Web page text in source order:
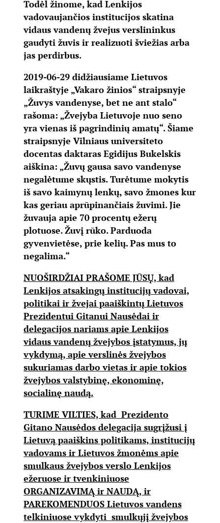
Todėl žinome, kad Lenkijos
vadovaujančios institucijos skatina
vidaus vandenų žvejus verslininkus
gaudyti žuvis ir realizuoti šviežias arba
jas perdirbus.
2019-06-29 didžiausiame Lietuvos
laikraštyje „Vakaro žinios“ straipsnyje
„Žuvys vandenyse, bet ne ant stalo“
rašoma: „Žvejyba Lietuvoje nuo seno
yra vienas iš pagrindinių amatų“. Šiame
straipsnyje Vilniaus universiteto
docentas daktaras Egidijus Bukelskis
aiškina: „Žuvų gausa savo vandenyse
negalėtume skųstis. Turėtume mokytis
iš savo kaimynų lenkų, savo žmones kur
kas geriau aprūpinančiais žuvimi. Jie
žuvauja apie 70 procentų ežerų
plotuose. Žuvį rūko. Parduoda
gyvenvietėse, prie kelių. Pas mus to
negalima.“
NUOŠIRDŽIAI PRAŠOME JŪSŲ, kad
Lenkijos atsakingų institucijų vadovai,
politikai ir žvejai paaiškintų Lietuvos
Prezidentui Gitanui Nausėdai ir
delegacijos nariams apie Lenkijos
vidaus vandenų žvejybos įstatymus, jų
vykdymą, apie verslinės žvejybos
sukuriamas darbo vietas ir apie tokios
žvejybos valstybinę, ekonominę,
socialinę naudą.
TURIME VILTIES, kad Prezidento
Gitano Nausėdos delegacija sugrįžusi į
Lietuvą paaiškins politikams, institucijų
vadovams ir Lietuvos žmonėms apie
smulkaus žvejybos verslo Lenkijos
ežeruose ir tvenkiniuose
ORGANIZAVIMĄ ir NAUDĄ, ir
PAREKOMENDUOS Lietuvos vandens
telkiniuose vykdyti smulkųjį žvejybos